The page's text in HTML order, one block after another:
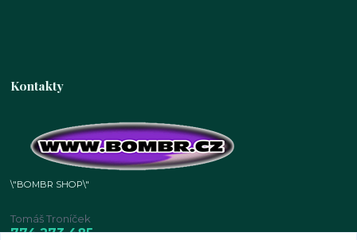
Kontakty
\"BOMBR SHOP\"
Tomáš Troníček
774 273 485